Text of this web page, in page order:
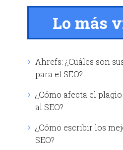
Lo más
Ahrefs: ¿Cuáles son
para el SEO?
¿Cómo afecta el
al SEO?
¿Cómo escribir los
SEO?